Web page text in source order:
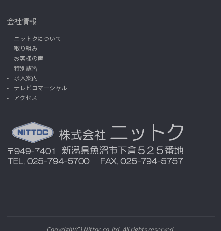
会社情報
ニットクについて
取り組み
お客様の声
特別講習
求人案内
テレビコマーシャル
アクセス
Copyright(C) Nittoc co.,ltd. All rights reserved.